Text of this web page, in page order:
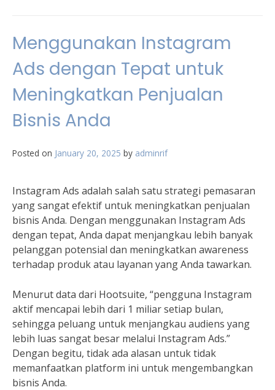
Menggunakan Instagram
Ads dengan Tepat untuk
Meningkatkan Penjualan
Bisnis Anda
Posted on January 20, 2025 by adminrif
Instagram Ads adalah salah satu strategi pemasaran
yang sangat efektif untuk meningkatkan penjualan
bisnis Anda. Dengan menggunakan Instagram Ads
dengan tepat, Anda dapat menjangkau lebih banyak
pelanggan potensial dan meningkatkan awareness
terhadap produk atau layanan yang Anda tawarkan.
Menurut data dari Hootsuite, “pengguna Instagram
aktif mencapai lebih dari 1 miliar setiap bulan,
sehingga peluang untuk menjangkau audiens yang
lebih luas sangat besar melalui Instagram Ads.”
Dengan begitu, tidak ada alasan untuk tidak
memanfaatkan platform ini untuk mengembangkan
bisnis Anda.